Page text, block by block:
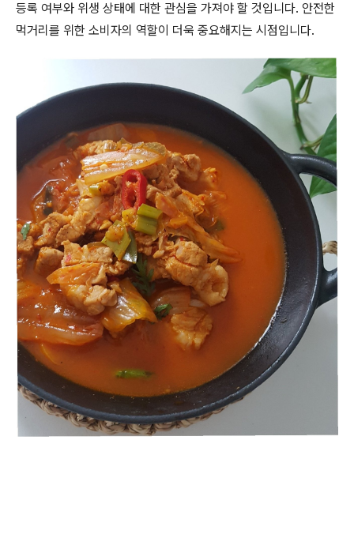
등록 여부와 위생 상태에 대한 관심을 가져야 할 것입니다. 안전한
먹거리를 위한 소비자의 역할이 더욱 중요해지는 시점입니다.